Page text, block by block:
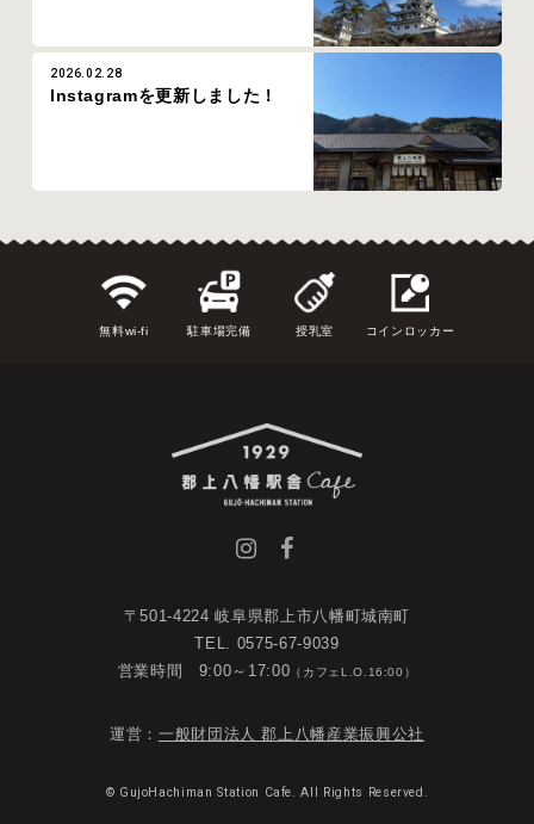
2026.02.28
Instagramを更新しました！
無料wi-fi 駐車場完備 授乳室 コインロッカー
〒501-4224 岐阜県郡上市八幡町城南町
TEL. 0575-67-9039
営業時間 9:00～17:00 （カフェL.O.16:00）
運営： 一般財団法人 郡上八幡産業振興公社
© GujoHachiman Station Cafe. All Rights Reserved.